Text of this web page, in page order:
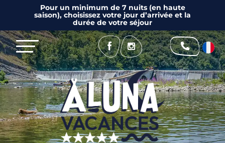
Pour un minimum de 7 nuits (en haute
saison), choisissez votre jour d’arrivée et la
durée de votre séjour